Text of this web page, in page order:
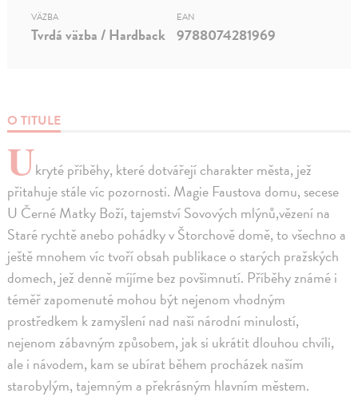
O TITULE
Ukryté příběhy, které dotvářejí charakter města, jež
přitahuje stále víc pozornosti. Magie Faustova domu, secese
U Černé Matky Boží, tajemství Sovových mlýnů,vězení na
Staré rychtě anebo pohádky v Štorchově domě, to všechno a
ještě mnohem víc tvoří obsah publikace o starých pražských
domech, jež denně míjíme bez povšimnutí. Příběhy známé i
téměř zapomenuté mohou být nejenom vhodným
prostředkem k zamyšlení nad naší národní minulostí,
nejenom zábavným způsobem, jak si ukrátit dlouhou chvíli,
ale i návodem, kam se ubírat během procházek naším
starobylým, tajemným a překrásným hlavním městem.
VÄZBA
Tvrdá väzba / Hardback
EAN
9788074281969